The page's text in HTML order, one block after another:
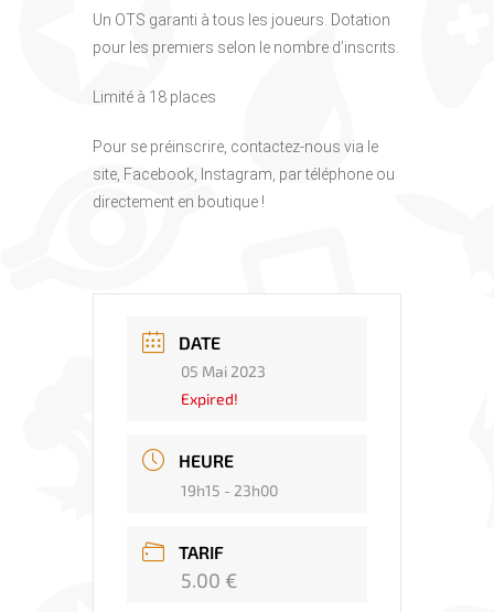
Un OTS garanti à tous les joueurs. Dotation
pour les premiers selon le nombre d’inscrits.
Limité à 18 places
Pour se préinscrire, contactez-nous via le
site, Facebook, Instagram, par téléphone ou
directement en boutique !
DATE
05 Mai 2023
Expired!
HEURE
19h15 - 23h00
TARIF
5.00 €